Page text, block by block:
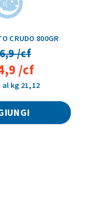
CRUDO 800GR
/cf
/cf
kg 21,12